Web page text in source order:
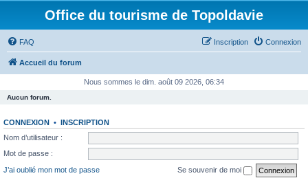
Office du tourisme de Topoldavie
FAQ Connexion
Inscription
Accueil du forum
Nous sommes le dim. août 09 2026, 06:34
Aucun forum.
CONNEXION • INSCRIPTION
Nom d’utilisateur :
Mot de passe :
J’ai oublié mon mot de passe
Se souvenir de moi